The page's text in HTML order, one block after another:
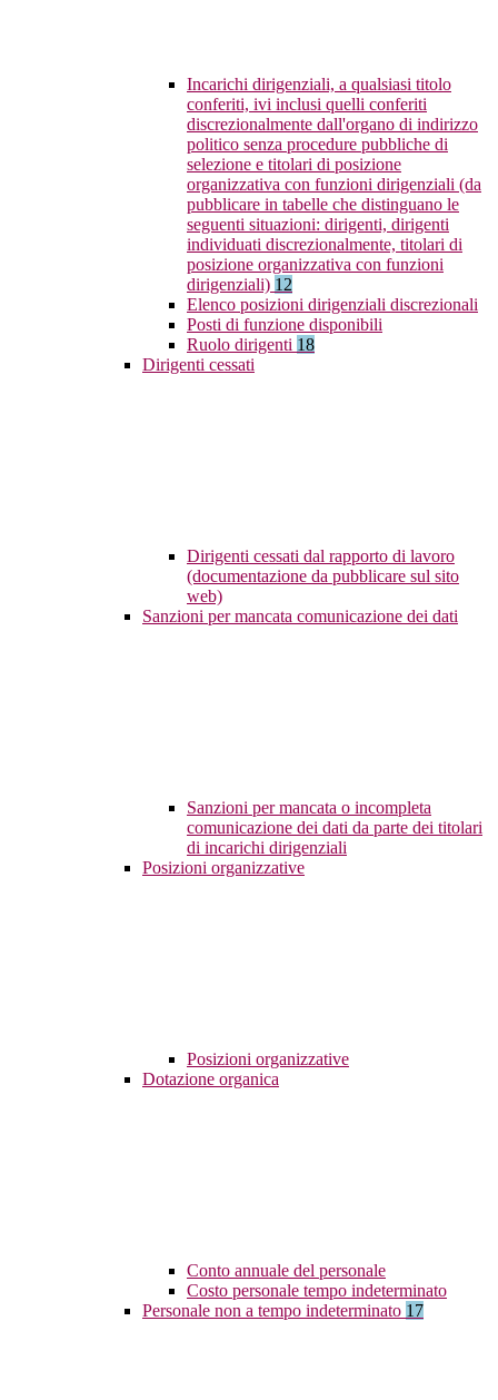
Incarichi dirigenziali, a qualsiasi titolo
conferiti, ivi inclusi quelli conferiti
discrezionalmente dall'organo di indirizzo
politico senza procedure pubbliche di
selezione e titolari di posizione
organizzativa con funzioni dirigenziali (da
pubblicare in tabelle che distinguano le
seguenti situazioni: dirigenti, dirigenti
individuati discrezionalmente, titolari di
posizione organizzativa con funzioni
dirigenziali) 12
Elenco posizioni dirigenziali discrezionali
Posti di funzione disponibili
Ruolo dirigenti 18
Dirigenti cessati
Dirigenti cessati dal rapporto di lavoro
(documentazione da pubblicare sul sito
web)
Sanzioni per mancata comunicazione dei dati
Sanzioni per mancata o incompleta
comunicazione dei dati da parte dei titolari
di incarichi dirigenziali
Posizioni organizzative
Posizioni organizzative
Dotazione organica
Conto annuale del personale
Costo personale tempo indeterminato
Personale non a tempo indeterminato 17